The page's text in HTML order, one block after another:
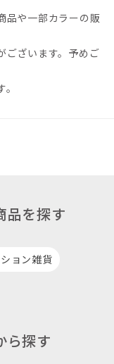
品や一部カラーの販
ございます。予めご
品を探す
ョン雑貨
ら探す